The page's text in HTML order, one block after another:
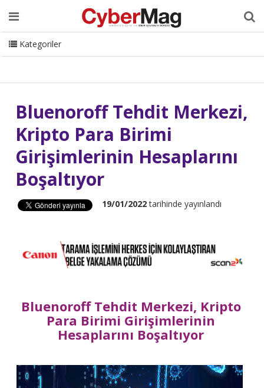
Ana Sayfa Hakkımızda Dergi Editörden
Danışmanlık
ISC Turkey Sizden Gelenler
İletişim
CyberMag Logo
Kategoriler
Bluenoroff Tehdit Merkezi,
Kripto Para Birimi
Girişimlerinin Hesaplarını
Boşaltıyor
19/01/2022tarihinde yayınlandı
Bluenoroff Tehdit Merkezi, Kripto
Para Birimi Girişimlerinin
Hesaplarını Boşaltıyor